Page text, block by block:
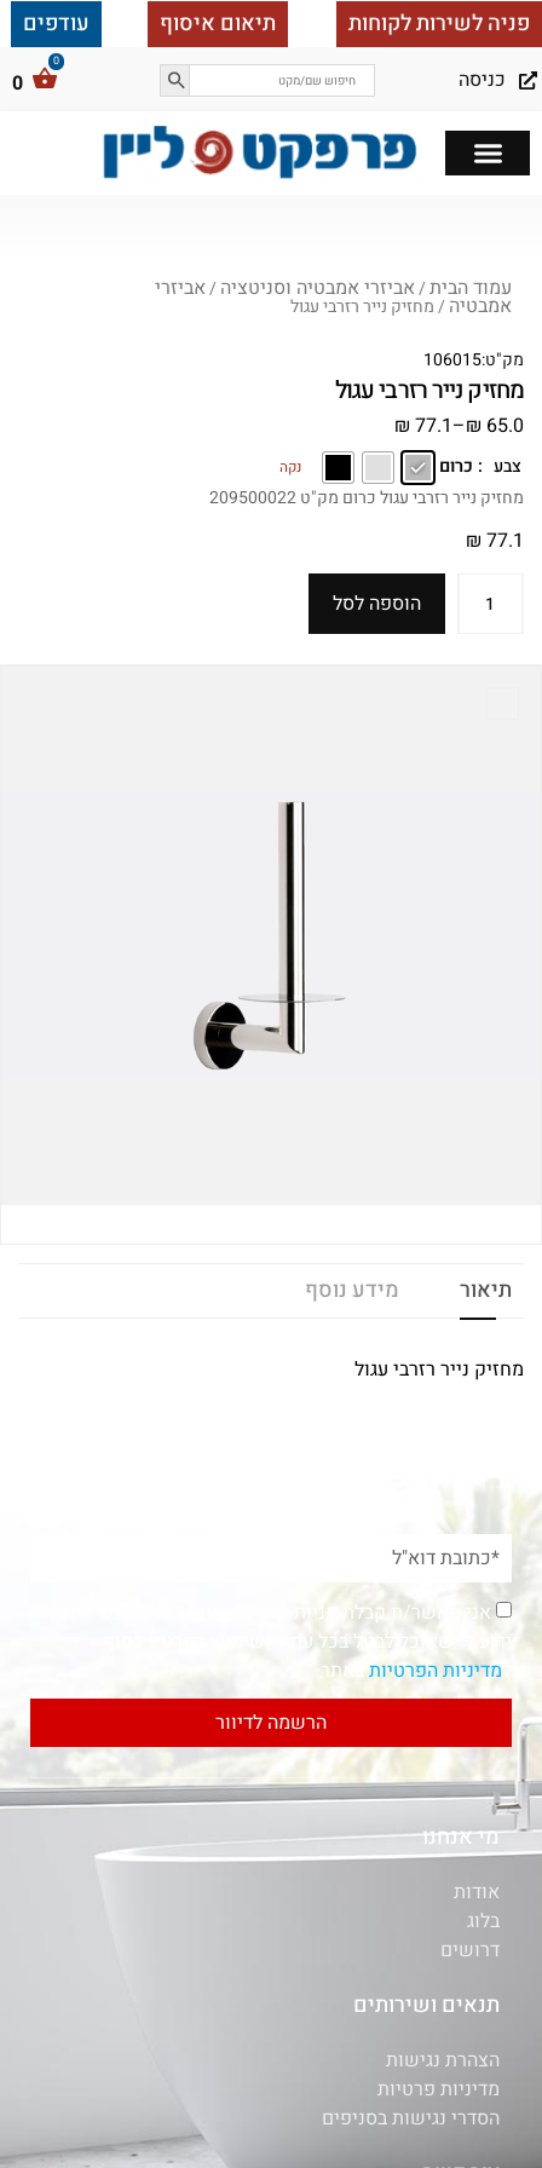
פניה לשירות לקוחות תיאום איסוף עודפים
0 כניסה
עמוד הבית/אביזרי אמבטיה וסניטציה /אביזרי
אמבטיה / מחזיק נייר רזרבי עגול
מק"ט:106015
מחזיק נייר רזרבי עגול
₪ 65.0
–
₪ 77.1
צבע : כרום נקה
מחזיק נייר רזרבי עגול כרום מק"ט 209500022
₪ 77.1
הוספה לסל
תיאור מידע נוסף
מחזיק נייר רזרבי עגול
אני מאשר/ת קבלת פניות ומידע שיווקי בכל אמצעי דיוור.
ידוע לי שאוכל לבטל בכל עת, והשימוש בפרטיי כפוף
מדיניות הפרטיותבאתר.
הרשמה לדיוור
מי אנחנו
אודות
בלוג
דרושים
תנאים ושירותים
הצהרת נגישות
מדיניות פרטיות
הסדרי נגישות בסניפים